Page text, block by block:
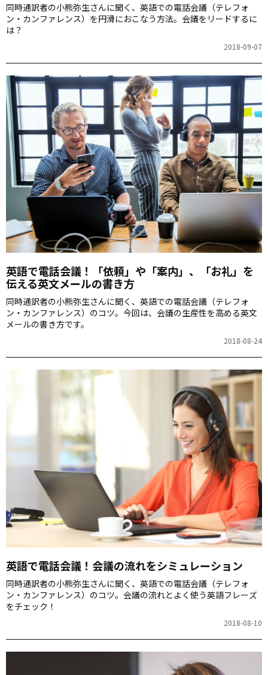
同時通訳者の小熊弥生さんに聞く、英語での電話会議（テレフォ
ン・カンファレンス）を円滑におこなう方法。会議をリードするに
は？
2018-09-07
英語で電話会議！「依頼」や「案内」、「お礼」を
伝える英文メールの書き方
同時通訳者の小熊弥生さんに聞く、英語での電話会議（テレフォ
ン・カンファレンス）のコツ。今回は、会議の生産性を高める英文
メールの書き方です。
2018-08-24
英語で電話会議！会議の流れをシミュレーション
同時通訳者の小熊弥生さんに聞く、英語での電話会議（テレフォ
ン・カンファレンス）のコツ。会議の流れとよく使う英語フレーズ
をチェック！
2018-08-10